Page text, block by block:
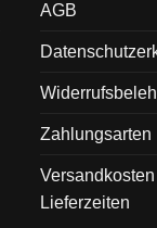
AGB
Zahlungsarten
Versandkosten
Lieferzeiten